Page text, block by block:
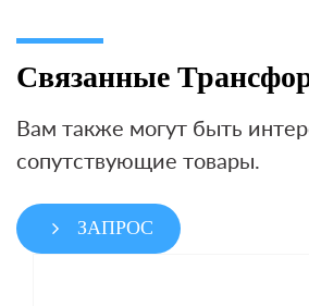
Связанные
Вам также могут быть
сопутствующие товары.
ЗАПРОС